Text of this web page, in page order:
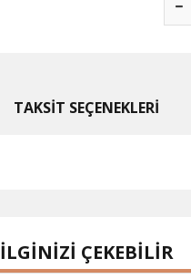
TAKSİT SEÇENEKLERİ
İLGİNİZİ ÇEKEBİLİR